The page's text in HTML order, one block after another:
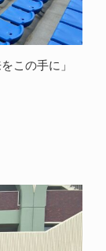
この手に」